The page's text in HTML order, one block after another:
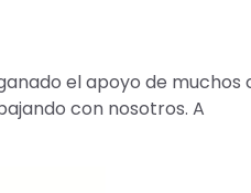
el apoyo de muchos
con nosotros. A